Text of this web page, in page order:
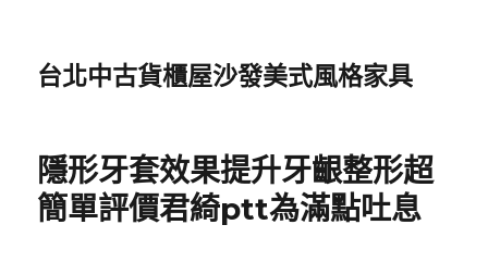
台北中古貨櫃屋沙發美式風格家具
隱形牙套效果提升牙齦整形超
簡單評價君綺ptt為滿點吐息